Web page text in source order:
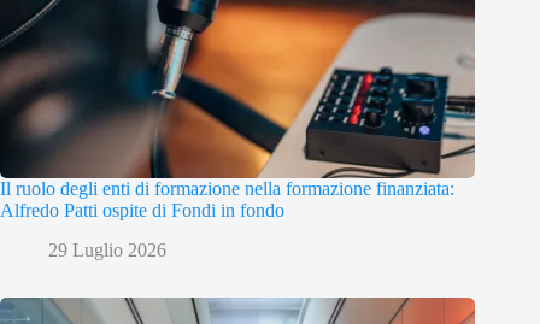
Il ruolo degli enti di formazione nella formazione finanziata:
Alfredo Patti ospite di Fondi in fondo
29 Luglio 2026